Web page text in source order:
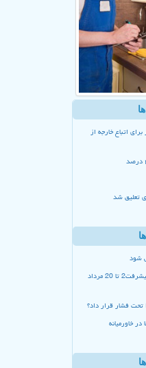
اتباع خارجه از
تعلیق شد
شود
مهلت ارسال مستندات طرح ملی یاوران پیشرفت2 تا 20 مرداد
تحت فشار قرار داد؟
خاورمیانه